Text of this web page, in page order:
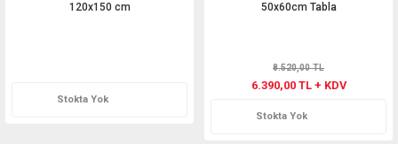
120x150 cm
Stokta Yok
50x60cm Tabla
8.520,00 TL
6.390,00 TL + KDV
Stokta Yok